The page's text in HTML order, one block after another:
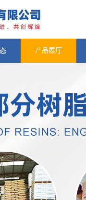
产品展厅